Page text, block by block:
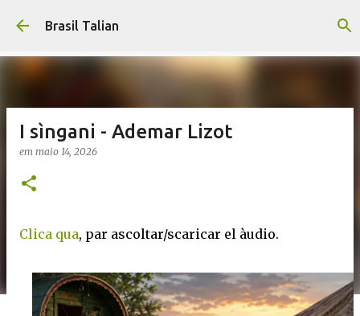
Pular para o conteúdo principal
Brasil Talian
I sìngani - Ademar Lizot
em maio 14, 2026
Clica qua, par ascoltar/scaricar el àudio.